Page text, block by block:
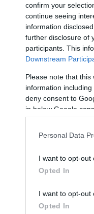
confirm your
continue seeing
information
further disclosure of
participants. This
Downstream
Please note that
information
deny consent to
in below Google
Personal Data
I want to opt-out
Opted In
I want to opt-out
Opted In